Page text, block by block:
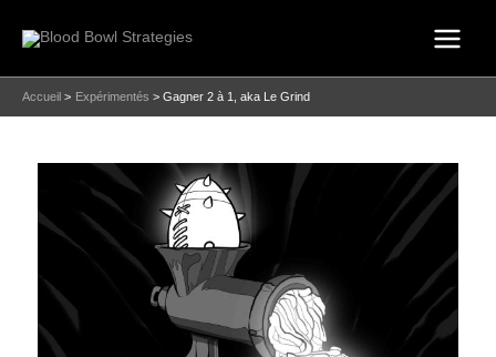
Accueil Expérimentés Gagner 2 à 1, aka Le Grind